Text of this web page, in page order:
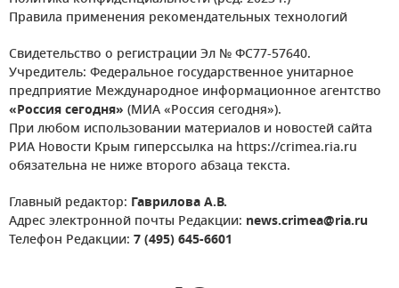
Правила применения рекомендательных технологий
Свидетельство о регистрации Эл № ФС77-57640.
Учредитель: Федеральное государственное унитарное
предприятие Международное информационное агентство
«Россия сегодня» (МИА «Россия сегодня»).
При любом использовании материалов и новостей сайта
РИА Новости Крым гиперссылка на https://crimea.ria.ru
обязательна не ниже второго абзаца текста.
Главный редактор: Гаврилова А.В.
Адрес электронной почты Редакции: news.crimea@ria.ru
Телефон Редакции: 7 (495) 645-6601